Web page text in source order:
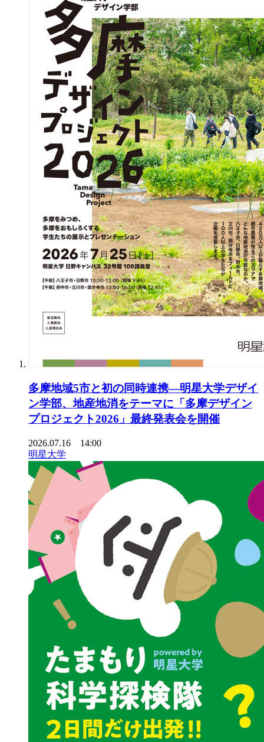
多摩地域5市と初の同時連携―明星大学デザイ
ン学部、地産地消をテーマに「多摩デザイン
プロジェクト2026」最終発表会を開催
2026.07.16 14:00
明星大学